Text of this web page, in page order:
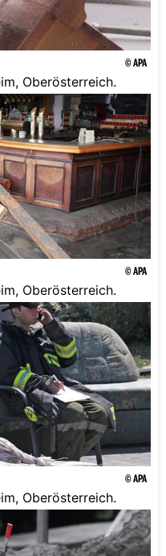
© APA
Oberösterreich.
© APA
Oberösterreich.
© APA
Oberösterreich.